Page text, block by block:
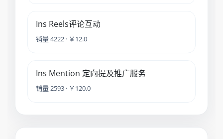
Ins Reels评论互动
销量 4222 · ￥12.0
Ins Mention 定向提及推广服务
销量 2593 · ￥120.0